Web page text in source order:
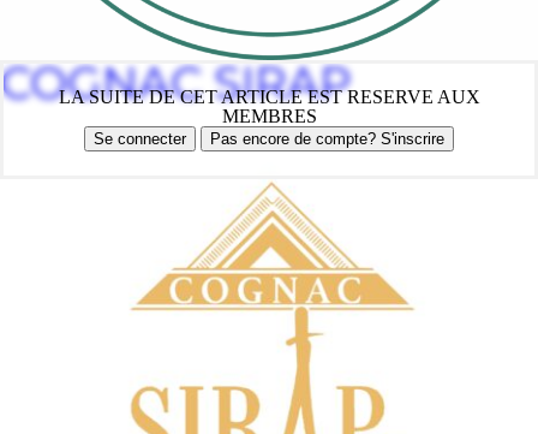
LA SUITE DE CET ARTICLE EST RESERVE AUX
MEMBRES
Se connecter Pas encore de compte? S'inscrire
COGNAC SIRAP